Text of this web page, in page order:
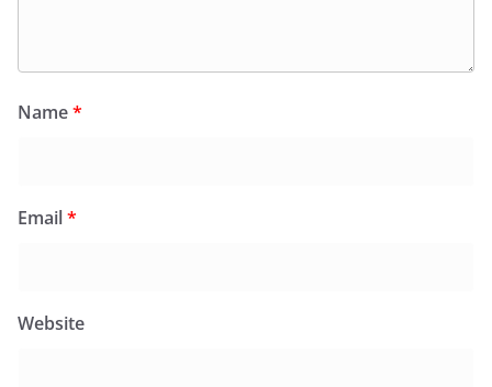
Name*
Email*
Website